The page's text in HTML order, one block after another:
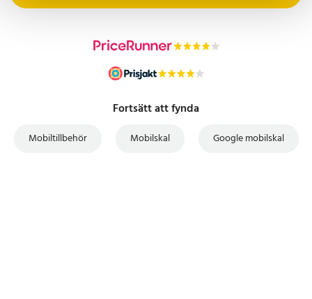
Fortsätt att fynda
Mobiltillbehör Mobilskal Google mobilskal